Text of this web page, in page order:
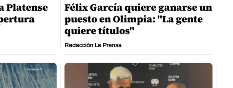
Platense
Félix García quiere ganarse un
puesto en Olimpia: "La gente
quiere títulos"
Redacción La Prensa